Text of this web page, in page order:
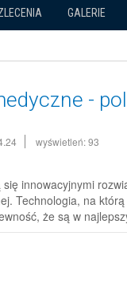
GALERIE
-
wyświetleń: 93
innowacyjnymi
Technologia, na
że są w